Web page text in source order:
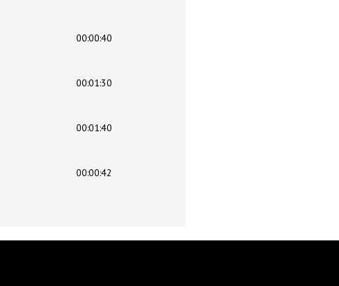
00:00:40
00:01:30
00:01:40
00:00:42